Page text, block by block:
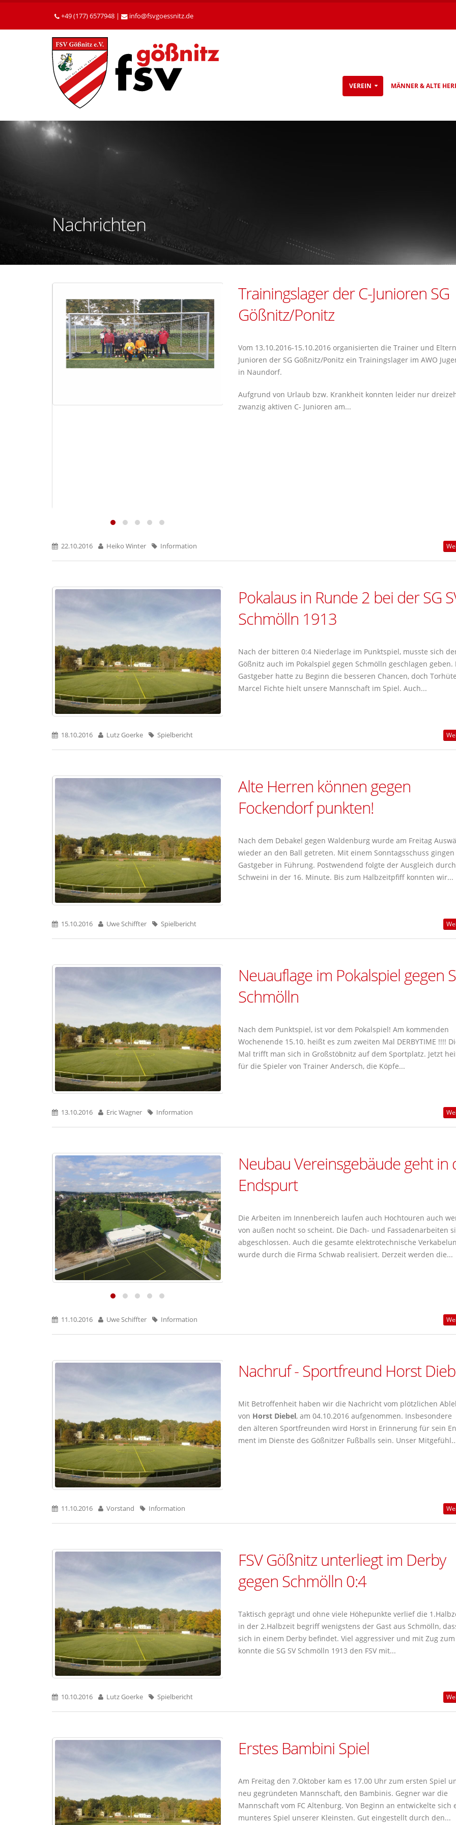
Betätigen
die
+49 (177) 6577948 | info fsvgoessnitzde
VEREIN MÄNNER & ALTE
Nachrichten
Trainingslager der C-Junioren SG
Gößnitz/Ponitz
Vom 13.10.2016-15.10.2016 organisierten die Trainer und
Junioren der SG Gößnitz/Ponitz ein Trainingslager im AWO
in Naundorf.
Aufgrund von Urlaub bzw. Krankheit konnten leider nur
zwanzig aktiven C- Junioren am...
22.10.2016 Heiko Winter Information
Pokalaus in Runde 2 bei der SG
Schmölln 1913
Nach der bitteren 0:4 Niederlage im Punktspiel, musste sich der
Gößnitz auch im Pokalspiel gegen Schmölln geschlagen geben.
Gastgeber hatte zu Beginn die besseren Chancen, doch
Marcel Fichte hielt unsere Mannschaft im Spiel. Auch...
18.10.2016 Lutz Goerke Spielbericht
Alte Herren können gegen
Fockendorf punkten!
Nach dem Debakel gegen Waldenburg wurde am Freitag
wieder an den Ball getreten. Mit einem Sonntagsschuss gingen
Gastgeber in Führung. Postwendend folgte der Ausgleich durch
Schweini in der 16. Minute. Bis zum Halbzeitpfiff konnten wir...
15.10.2016 Uwe Schiffter Spielbericht
Neuauflage im Pokalspiel gegen
Schmölln
Nach dem Punktspiel, ist vor dem Pokalspiel! Am kommenden
Wochenende 15.10. heißt es zum zweiten Mal DERBYTIME !!!!
Mal trifft man sich in Großstöbnitz auf dem Sportplatz. Jetzt
für die Spieler von Trainer Andersch, die Köpfe...
13.10.2016 Eric Wagner Information
Neubau Vereinsgebäude geht in
Endspurt
Die Arbeiten im Innenbereich laufen auch Hochtouren auch
von außen nocht so scheint. Die Dach- und Fassadenarbeiten
abgeschlossen. Auch die gesamte elektrotechnische
wurde durch die Firma Schwab realisiert. Derzeit werden die...
11.10.2016 Uwe Schiffter Information
Nachruf - Sportfreund Horst
Mit Betroffenheit haben wir die Nachricht vom plötzlichen
von Horst Diebel, am 04.10.2016 aufgenommen. Insbesondere
den älteren Sportfreunden wird Horst in Erinnerung für sein
ment im Dienste des Gößnitzer Fußballs sein. Unser
11.10.2016 Vorstand Information
FSV Gößnitz unterliegt im Derby
gegen Schmölln 0:4
Taktisch geprägt und ohne viele Höhepunkte verlief die
in der 2.Halbzeit begriff wenigstens der Gast aus Schmölln,
sich in einem Derby befindet. Viel aggressiver und mit Zug
konnte die SG SV Schmölln 1913 den FSV mit...
10.10.2016 Lutz Goerke Spielbericht
Erstes Bambini Spiel
Am Freitag den 7.Oktober kam es 17.00 Uhr zum ersten Spiel
neu gegründeten Mannschaft, den Bambinis. Gegner war die
Mannschaft vom FC Altenburg. Von Beginn an entwickelte sich
munteres Spiel unserer Kleinsten. Gut eingestellt durch den...